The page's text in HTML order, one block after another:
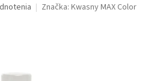
Značka: Kwasny MAX Color